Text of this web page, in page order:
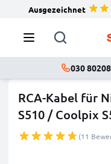
Ausgezeichnet
030
RCA-Kabel für
S510 / Coolpix
(11